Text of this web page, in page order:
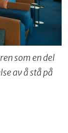
som en del
av å stå på